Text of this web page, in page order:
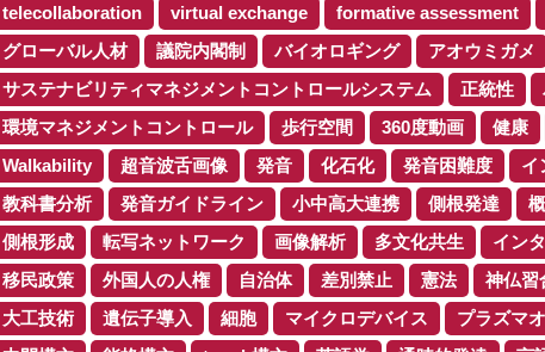
telecollaboration
virtual exchange formative assessment
グローバル人材
議院内閣制 バイオロギング アオウミガメ
サステナビリティマネジメントコントロールシステム
正統性
環境マネジメントコントロール
歩行空間 360度動画 健康
Walkability
超音波舌画像 発音 化石化 発音困難度 イ
教科書分析
発音ガイドライン 小中高大連携 側根発達
側根形成
転写ネットワーク 画像解析 多文化共生 イン
移民政策
外国人の人権 自治体 差別禁止 憲法 神仏習
大工技術
遺伝子導入 細胞 マイクロデバイス プラズマ